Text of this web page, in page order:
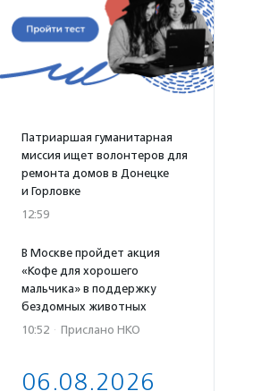
Патриаршая гуманитарная
миссия ищет волонтеров для
ремонта домов в Донецке
и Горловке
12:59
В Москве пройдет акция
«Кофе для хорошего
мальчика» в поддержку
бездомных животных
10:52 · Прислано НКО
06.08.2026